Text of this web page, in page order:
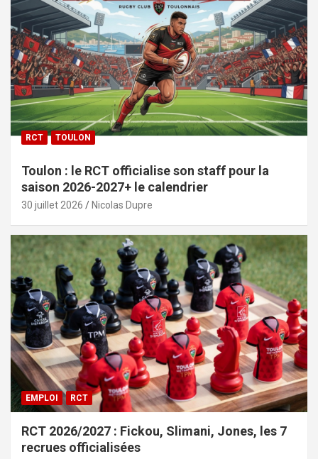
RCT TOULON
Toulon : le RCT officialise son staff pour la
saison 2026-2027+ le calendrier
30 juillet 2026 Nicolas Dupre
EMPLOI RCT
RCT 2026/2027 : Fickou, Slimani, Jones, les 7
recrues officialisées